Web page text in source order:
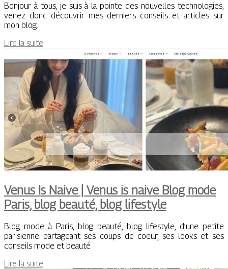
Bonjour à tous, je suis à la pointe des nouvelles technologies,
venez donc découvrir mes derniers conseils et articles sur
mon blog.
Lire la suite
Venus Is Naive | Venus is naive Blog mode
Paris, blog beauté, blog lifestyle
Blog mode à Paris, blog beauté, blog lifestyle, d’une petite
parisienne partageant ses coups de coeur, ses looks et ses
conseils mode et beauté
Lire la suite